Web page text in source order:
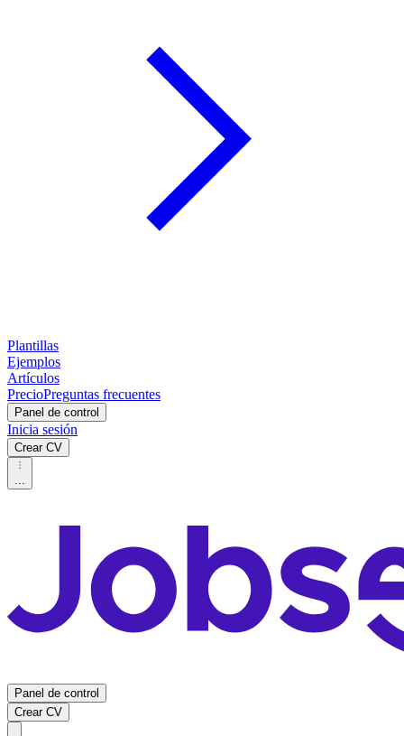
Plantillas
Ejemplos
Artículos
PrecioPreguntas frecuentes
Panel de control
Inicia sesión
Crear CV
...
Panel de control
Crear CV